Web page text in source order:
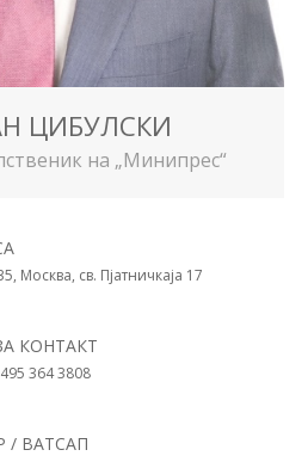
ЦИБУЛСКИ
на „Минипрес“
Москва, св. Пјатничкаја 17
КОНТАКТ
364 3808
/ ВАТСАП